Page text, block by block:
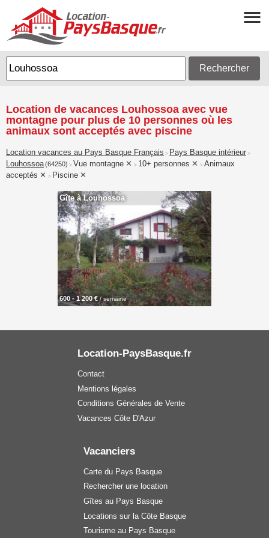
Rechercher
Location de vacances Louhossoa avec vue
montagne pour plus de 10 personnes où les
animaux sont acceptés avec piscine
Location vacances au Pays Basque Français > Pays Basque intérieur >
Louhossoa(64250) > Vue montagne > 10+ personnes > Animaux
acceptés
> Piscine
Gîte à Louhossoa
600 - 1 200 € / semaine
Location-PaysBasque.fr
Contact
Mentions légales
Conditions Générales de Vente
Vacances Côte D'Azur
Vacanciers
Carte du Pays Basque
Rechercher une location
Gîtes au Pays Basque
Locations sur la Côte Basque
Tourisme au Pays Basque